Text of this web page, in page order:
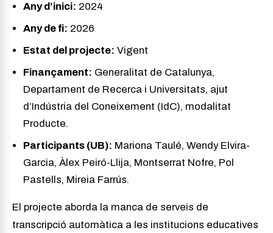
Any d’inici: 2024
Any de fi: 2026
Estat del projecte: Vigent
Finançament: Generalitat de Catalunya,
Departament de Recerca i Universitats, ajut
d’Indústria del Coneixement (IdC), modalitat
Producte.
Participants (UB): Mariona Taulé, Wendy Elvira-
Garcia, Àlex Peiró-Llija, Montserrat Nofre, Pol
Pastells, Mireia Farrús.
El projecte aborda la manca de serveis de
transcripció automàtica a les institucions educatives